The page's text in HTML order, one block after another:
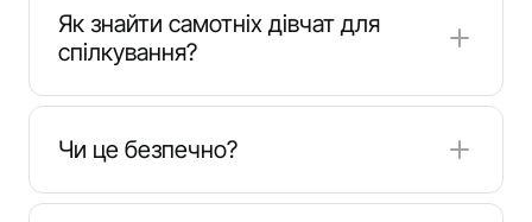
безкоштовний, хоча на деяких платформах
можуть бути доступні додаткові преміум-опції.
Як знайти самотніх дівчат для
спілкування?
Виберіть фільтри «Лише дівчата» або
«Самотні», щоб підключитися до жінок, які
зараз онлайн і відкриті до спілкування.
Чи це безпечно?
Так, якщо дотримуватися базових правил